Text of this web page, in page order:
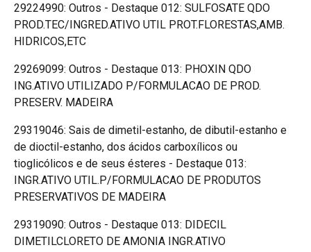
29224990: Outros - Destaque 012: SULFOSATE QDO
PROD.TEC/INGRED.ATIVO UTIL PROT.FLORESTAS,AMB.
HIDRICOS,ETC
29269099: Outros - Destaque 013: PHOXIN QDO
ING.ATIVO UTILIZADO P/FORMULACAO DE PROD.
PRESERV. MADEIRA
29319046: Sais de dimetil-estanho, de dibutil-estanho e
de dioctil-estanho, dos ácidos carboxílicos ou
tioglicólicos e de seus ésteres - Destaque 013:
INGR.ATIVO UTIL.P/FORMULACAO DE PRODUTOS
PRESERVATIVOS DE MADEIRA
29319090: Outros - Destaque 013: DIDECIL
DIMETILCLORETO DE AMONIA INGR.ATIVO